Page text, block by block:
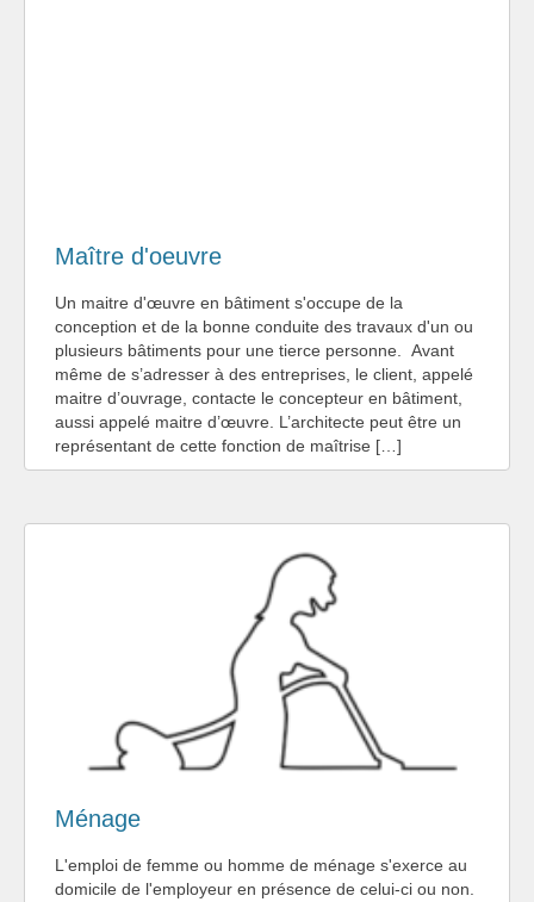
Maître d'oeuvre
Un maitre d'œuvre en bâtiment s'occupe de la
conception et de la bonne conduite des travaux d'un ou
plusieurs bâtiments pour une tierce personne. Avant
même de s’adresser à des entreprises, le client, appelé
maitre d’ouvrage, contacte le concepteur en bâtiment,
aussi appelé maitre d’œuvre. L’architecte peut être un
représentant de cette fonction de maîtrise […]
Ménage
L'emploi de femme ou homme de ménage s'exerce au
domicile de l'employeur en présence de celui-ci ou non.